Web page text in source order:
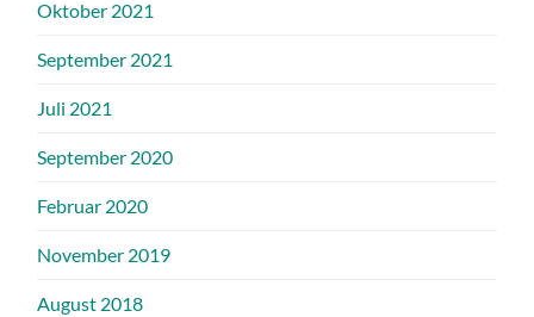
Oktober 2021
September 2021
Juli 2021
September 2020
Februar 2020
November 2019
August 2018